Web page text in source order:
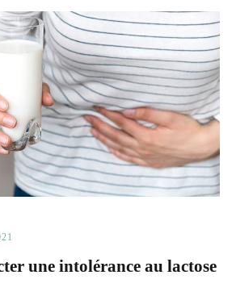
une intolérance au lactose